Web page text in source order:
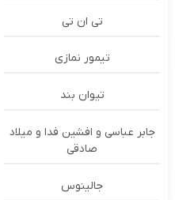
تی ان تی
تیمور نمازی
تیوان بند
جابر عباسی و افشین فدا و میلاد
صادقی
جالینوس